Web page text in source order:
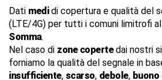
Dati medidi copertura e qualità del
(LTE/4G) per tutti i comuni limitrofi
Somma.
Nel caso di zone copertedai nostri
forniamo la qualità del segnale in
insufficiente, scarso, debole, buono